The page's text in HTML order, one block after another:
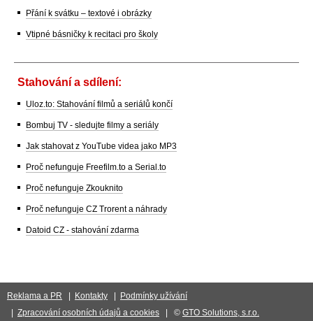
Přání k svátku – textové i obrázky
Vtipné básničky k recitaci pro školy
Stahování a sdílení:
Uloz.to: Stahování filmů a seriálů končí
Bombuj TV - sledujte filmy a seriály
Jak stahovat z YouTube videa jako MP3
Proč nefunguje Freefilm.to a Serial.to
Proč nefunguje Zkouknito
Proč nefunguje CZ Trorent a náhrady
Datoid CZ - stahování zdarma
Reklama a PR | Kontakty | Podmínky užívání
| Zpracování osobních údajů a cookies | © GTO Solutions, s.r.o.